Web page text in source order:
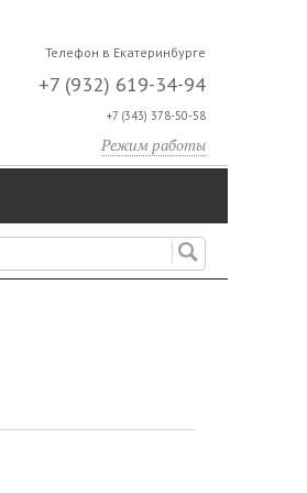
Телефон в Екатеринбурге
+7 (932) 619-34-94
+7 (343) 378-50-58
Режим работы